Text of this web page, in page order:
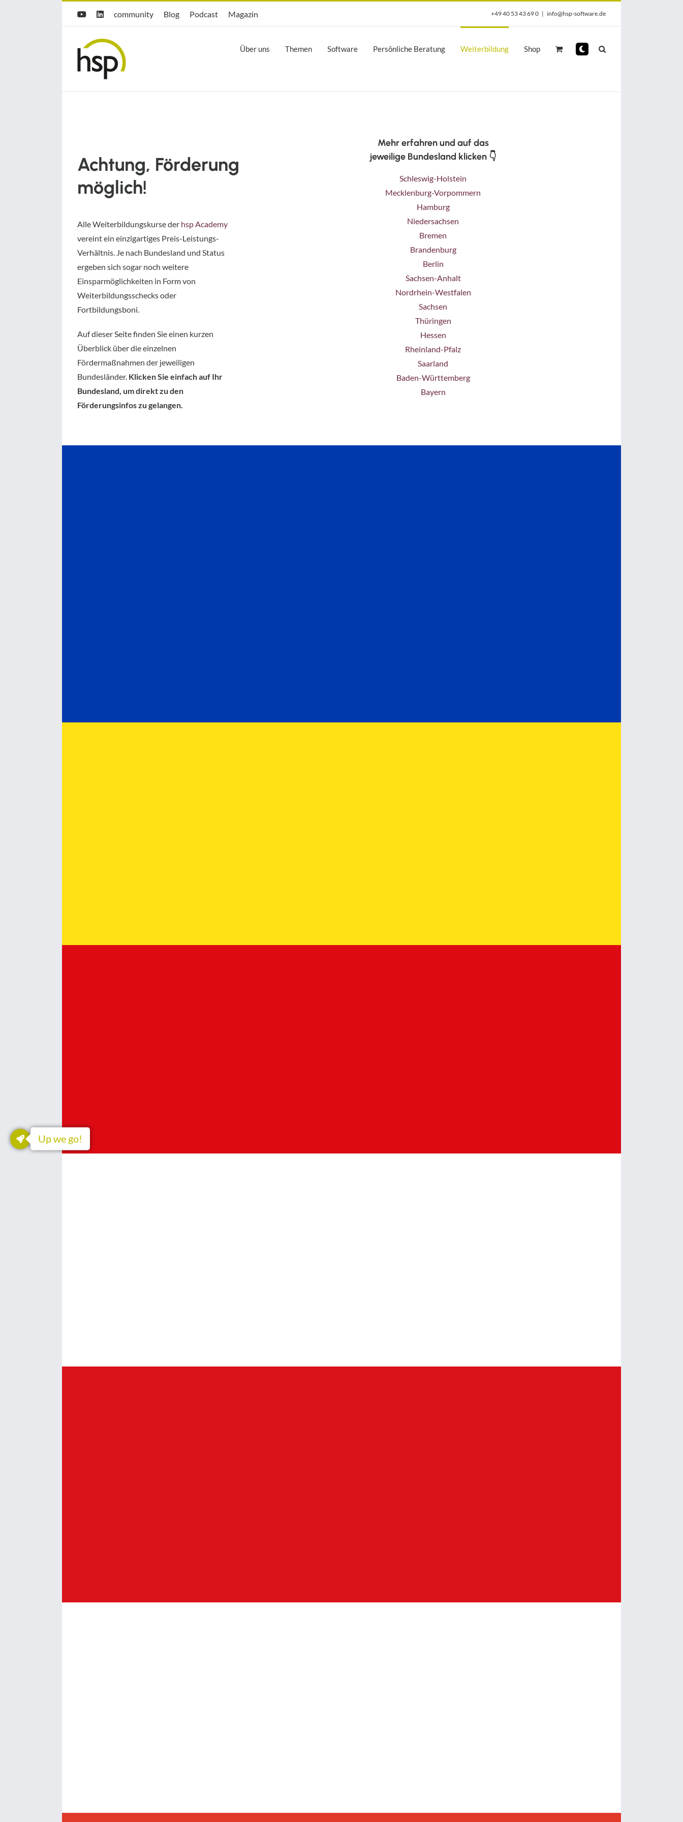
YouTubeLinkedIn
Hsp
community
community
hsp
Blog
Blog Opti.Cast
Podcast Opti.Mag
Magazin +49 40 53 43 69 0 | info@hsp-software.de
Über uns Themen Software Persönliche Beratung Weiterbildung Shop
Achtung, Förderung
möglich!
Alle Weiterbildungskurse der hsp Academy
vereint ein einzigartiges Preis-Leistungs-
Verhältnis. Je nach Bundesland und Status
ergeben sich sogar noch weitere
Einsparmöglichkeiten in Form von
Weiterbildungsschecks oder
Fortbildungsboni.
Auf dieser Seite finden Sie einen kurzen
Überblick über die einzelnen
Fördermaßnahmen der jeweiligen
Bundesländer. Klicken Sie einfach auf Ihr
Bundesland, um direkt zu den
Förderungsinfos zu gelangen.
Mehr erfahren und auf das
jeweilige Bundesland klicken 👇
Schleswig-Holstein
Mecklenburg-Vorpommern
Hamburg
Niedersachsen
Bremen
Brandenburg
Berlin
Sachsen-Anhalt
Nordrhein-Westfalen
Sachsen
Thüringen
Hessen
Rheinland-Pfalz
Saarland
Baden-Württemberg
Bayern
Up we go!